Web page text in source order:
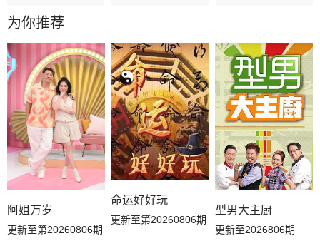
自然学堂06
自然学堂03 自然学堂02 自然学堂01
纯享06 纯享05 纯享04
纯享03 纯享02 纯享01
第10期
第09期 第08期 第07期
为你推荐
阿姐万岁
更新至第20260806期
命运好好玩
更新至第20260806期
型男大主厨
更新至2026806期